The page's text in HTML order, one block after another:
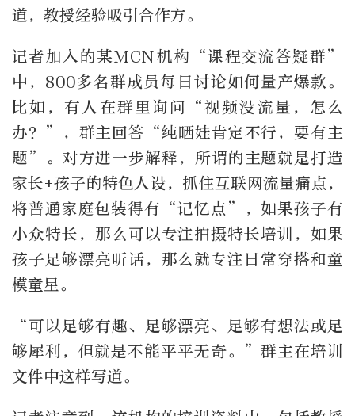
道，教授经验吸引合作方。
记者加入的某MCN机构“课程交流答疑群”
中，800多名群成员每日讨论如何量产爆款。
比如，有人在群里询问“视频没流量，怎么
办？”，群主回答“纯晒娃肯定不行，要有主
题”。对方进一步解释，所谓的主题就是打造
家长+孩子的特色人设，抓住互联网流量痛点，
将普通家庭包装得有“记忆点”，如果孩子有
小众特长，那么可以专注拍摄特长培训，如果
孩子足够漂亮听话，那么就专注日常穿搭和童
模童星。
“可以足够有趣、足够漂亮、足够有想法或足
够犀利，但就是不能平平无奇。”群主在培训
文件中这样写道。